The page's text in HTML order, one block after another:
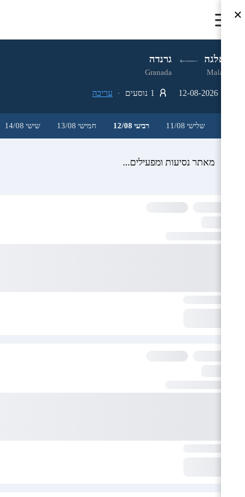
מאלגה גרנדה
Malaga
Granada
עריכה
שלישי 11/08 רביעי 12/08 חמישי 13/08 שישי 14/08
מאתר נסיעות ומפעילים...
×